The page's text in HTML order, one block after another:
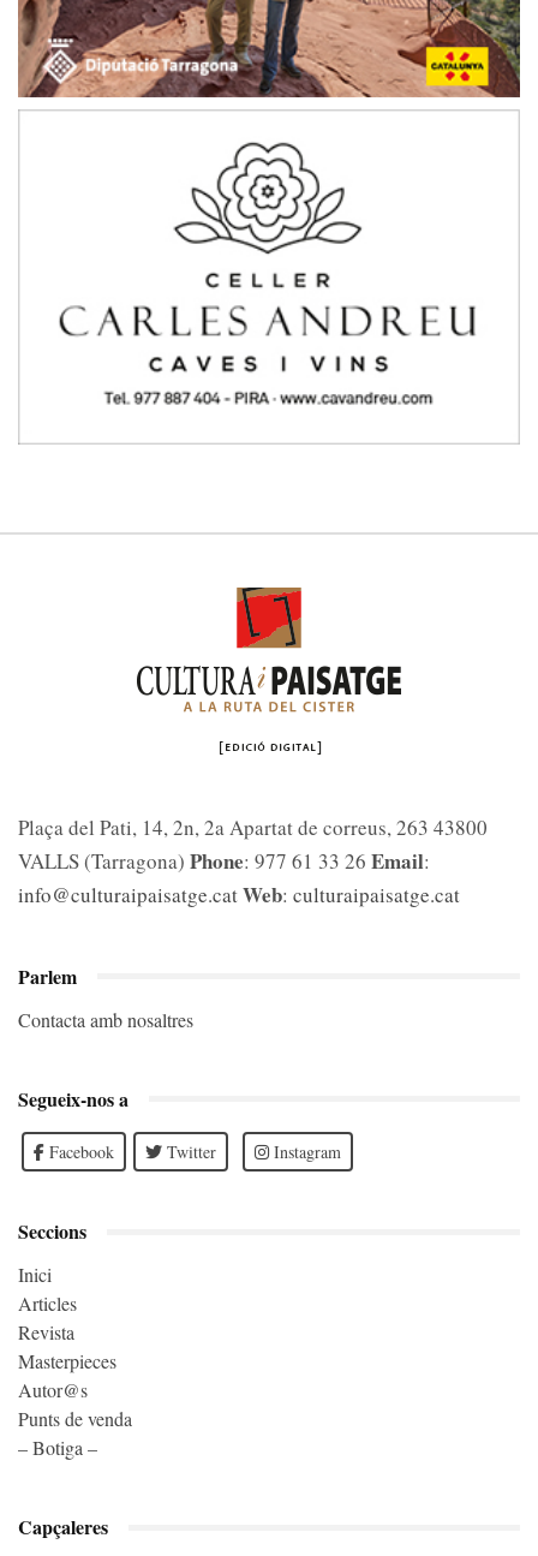
Plaça del Pati, 14, 2n, 2a Apartat de correus, 263 43800
VALLS (Tarragona) Phone: 977 61 33 26 Email:
info@culturaipaisatge.catWeb: culturaipaisatge.cat
Parlem
Contacta amb nosaltres
Segueix-nos a
Facebook Twitter Instagram
Seccions
Inici
Articles
Revista
Masterpieces
Autor@s
Punts de venda
– Botiga –
Capçaleres